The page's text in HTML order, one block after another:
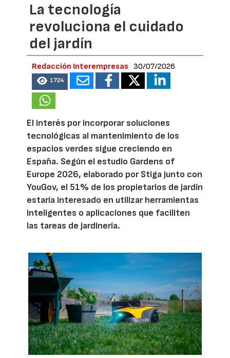
La tecnología
revoluciona el cuidado
del jardín
Redacción Interempresas 30/07/2026
1724
El interés por incorporar soluciones
tecnológicas al mantenimiento de los
espacios verdes sigue creciendo en
España. Según el estudio Gardens of
Europe 2026, elaborado por Stiga junto con
YouGov, el 51% de los propietarios de jardín
estaría interesado en utilizar herramientas
inteligentes o aplicaciones que faciliten
las tareas de jardinería.